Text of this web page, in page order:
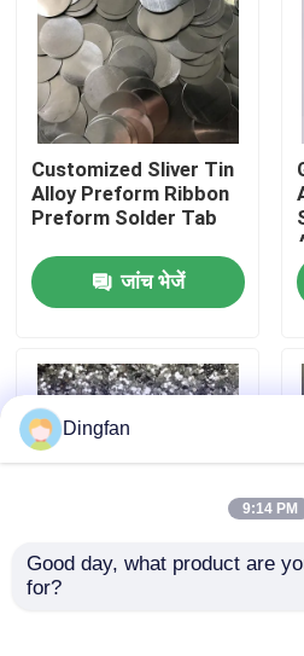
उत्पादों
हमारे बारे में
कारखाना भ्रमण
गुणवत्ता नियंत्रण
समाचार
शुद्ध निकल पट्टी
Customized Sliver Tin
Alloy Preform Ribbon
Preform Solder Tab
जांच भेजें
Corrosion-Resistant
Dingfan
9:14 PM
Good day, what product are
for?